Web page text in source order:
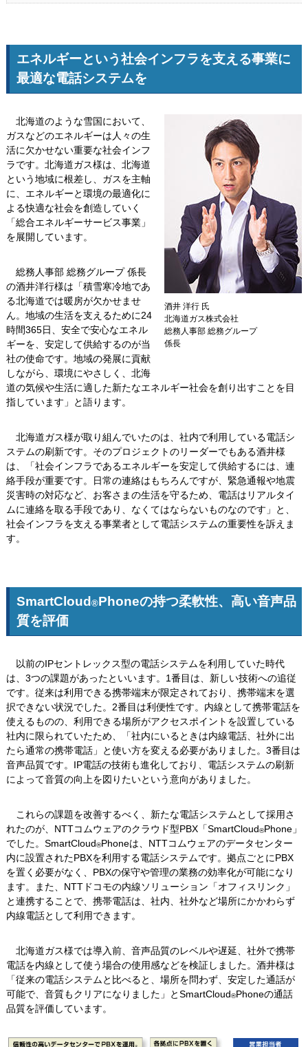
エネルギーという社会インフラを支える事業に
最適な電話システムを
酒井 洋行 氏
北海道ガス株式会社
総務人事部 総務グループ
係長
北海道のような雪国において、
ガスなどのエネルギーは人々の生
活に欠かせない重要な社会インフ
ラです。北海道ガス様は、北海道
という地域に根差し、ガスを主軸
に、エネルギーと環境の最適化に
よる快適な社会を創造していく
「総合エネルギーサービス事業」
を展開しています。
総務人事部 総務グループ 係長
の酒井洋行様は「積雪寒冷地であ
る北海道では暖房が欠かせませ
ん。地域の生活を支えるために24
時間365日、安全で安心なエネル
ギーを、安定して供給するのが当
社の使命です。地域の発展に貢献
しながら、環境にやさしく、北海
道の気候や生活に適した新たなエネルギー社会を創り出すことを目
指しています」と語ります。
北海道ガス様が取り組んでいたのは、社内で利用している電話シ
ステムの刷新です。そのプロジェクトのリーダーでもある酒井様
は、「社会インフラであるエネルギーを安定して供給するには、連
絡手段が重要です。日常の連絡はもちろんですが、緊急通報や地震
災害時の対応など、お客さまの生活を守るため、電話はリアルタイ
ムに連絡を取る手段であり、なくてはならないものなのです」と、
社会インフラを支える事業者として電話システムの重要性を訴えま
す。
SmartCloud®Phoneの持つ柔軟性、高い音声品
質を評価
以前のIPセントレックス型の電話システムを利用していた時代
は、3つの課題があったといいます。1番目は、新しい技術への追従
です。従来は利用できる携帯端末が限定されており、携帯端末を選
択できない状況でした。2番目は利便性です。内線として携帯電話を
使えるものの、利用できる場所がアクセスポイントを設置している
社内に限られていたため、「社内にいるときは内線電話、社外に出
たら通常の携帯電話」と使い方を変える必要がありました。3番目は
音声品質です。IP電話の技術も進化しており、電話システムの刷新
によって音質の向上を図りたいという意向がありました。
これらの課題を改善するべく、新たな電話システムとして採用さ
れたのが、NTTコムウェアのクラウド型PBX「SmartCloud®Phone」
でした。SmartCloud®Phoneは、NTTコムウェアのデータセンター
内に設置されたPBXを利用する電話システムです。拠点ごとにPBX
を置く必要がなく、PBXの保守や管理の業務の効率化が可能になり
ます。また、NTTドコモの内線ソリューション「オフィスリンク」
と連携することで、携帯電話は、社内、社外など場所にかかわらず
内線電話として利用できます。
北海道ガス様では導入前、音声品質のレベルや遅延、社外で携帯
電話を内線として使う場合の使用感などを検証しました。酒井様は
「従来の電話システムと比べると、場所を問わず、安定した通話が
可能で、音質もクリアになりました」とSmartCloud®Phoneの通話
品質を評価しています。